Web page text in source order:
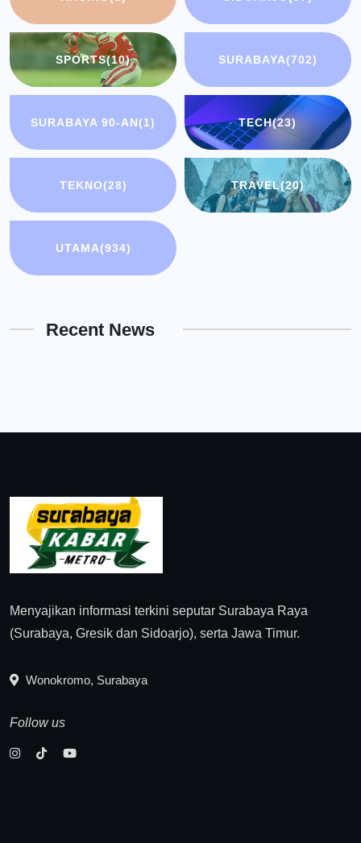
SPORTS(10) SURABAYA(702)
SURABAYA 90-AN(1) TECH(23)
TEKNO(28) TRAVEL(20)
UTAMA(934)
Recent News
Menyajikan informasi terkini seputar Surabaya Raya
(Surabaya, Gresik dan Sidoarjo), serta Jawa Timur.
Wonokromo, Surabaya
Follow us